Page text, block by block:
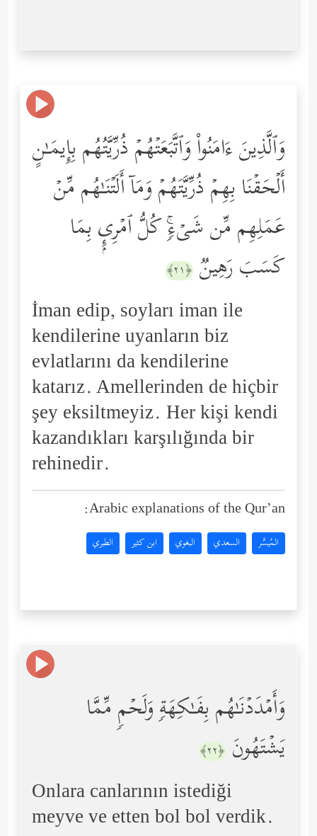
وَٱلَّذِینَ ءَامَنُواْ وَٱتَّبَعَتۡهُمۡ ذُرِّیَّتُهُم بِإِیمَـٰنٍ
أَلۡحَقۡنَا بِهِمۡ ذُرِّیَّتَهُمۡ وَمَاۤ أَلَتۡنَـٰهُم مِّنۡ
عَمَلِهِم مِّن شَیۡءࣲۚ كُلُّ ٱمۡرِىِٕۭ بِمَا
كَسَبَ رَهِینࣱ ﴿٢١﴾
İman edip, soyları iman ile
kendilerine uyanların biz
evlatlarını da kendilerine
katarız. Amellerinden de hiçbir
şey eksiltmeyiz. Her kişi kendi
kazandıkları karşılığında bir
rehinedir.
Arabic explanations of the Qur’an:
المُيسَّر السعدي البغوي ابن كثير الطبري
وَأَمۡدَدۡنَـٰهُم بِفَـٰكِهَةࣲ وَلَحۡمࣲ مِّمَّا
یَشۡتَهُونَ ﴿٢٢﴾
Onlara canlarının istediği
meyve ve etten bol bol verdik.